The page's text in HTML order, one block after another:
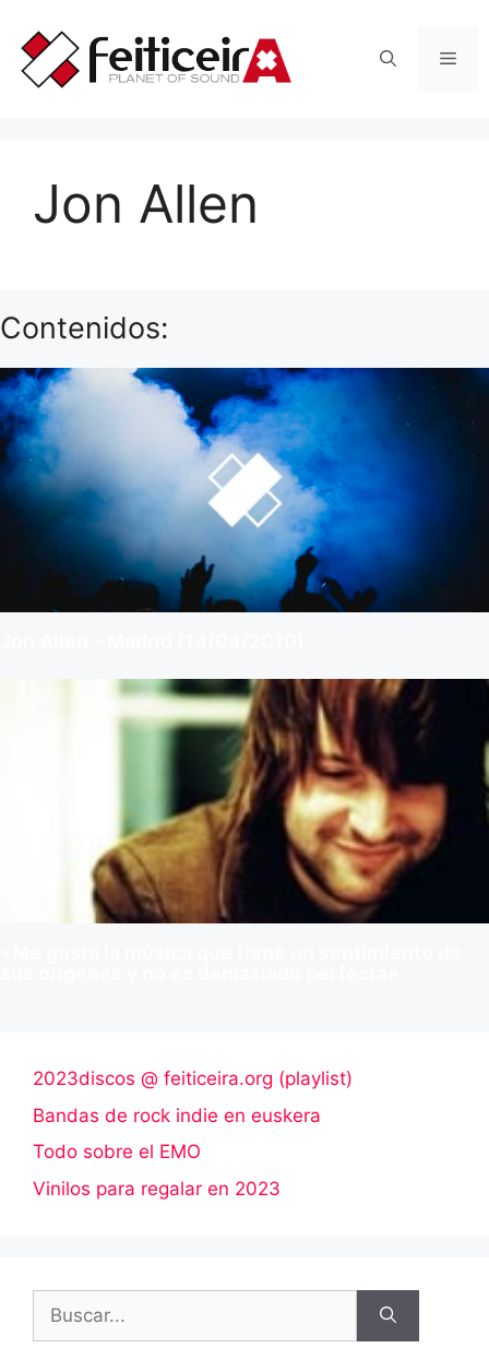
contenido
Jon Allen
Contenidos:
2023discos @ feiticeira.org (playlist)
Bandas de rock indie en euskera
Todo sobre el EMO
Vinilos para regalar en 2023